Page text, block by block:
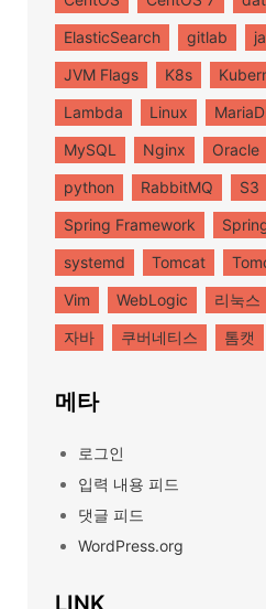
ElasticSearch
gitlab
JVM Flags
K8s
Lambda
Linux
MySQL
Nginx Oracle
python
RabbitMQ S3
Spring Framework
systemd
Tomcat
Vim
WebLogic 리눅스
자바
쿠버네티스 톰캣
메타
로그인
입력 내용 피드
댓글 피드
WordPress.org
LINK